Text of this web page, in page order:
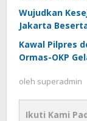
Wujudkan
Jakarta
Kawal Pilpres
Ormas-OKP
oleh superadmin
Ikuti Kami